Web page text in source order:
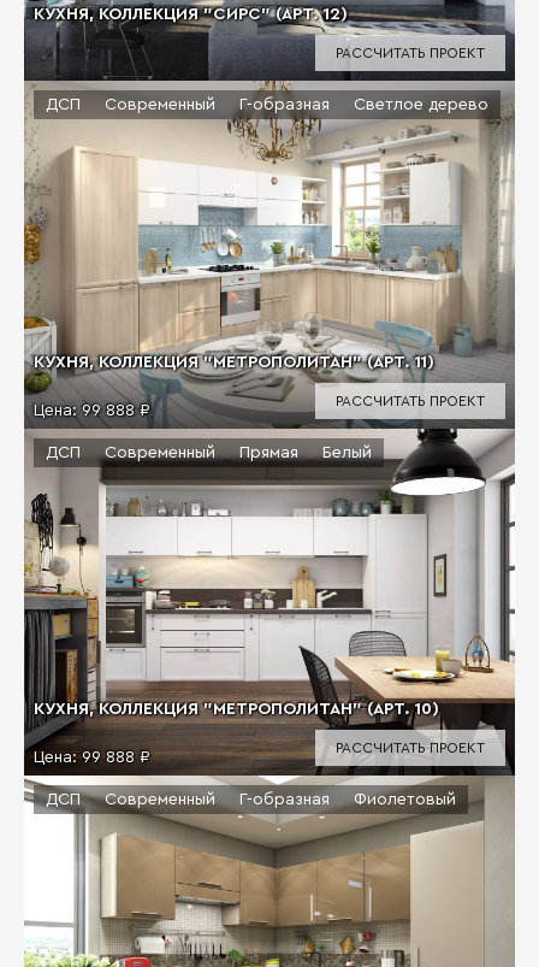
КУХНЯ, КОЛЛЕКЦИЯ "СИРС" (АРТ. 12)
РАССЧИТАТЬ ПРОЕКТ
КУХНЯ, КОЛЛЕКЦИЯ "МЕТРОПОЛИТАН" (АРТ. 11)
Цена: 99 888 ₽
ДСП Современный Г-образная Светлое дерево
РАССЧИТАТЬ ПРОЕКТ
КУХНЯ, КОЛЛЕКЦИЯ "МЕТРОПОЛИТАН" (АРТ. 10)
Цена:99 888 ₽
ДСП Современный Прямая Белый
РАССЧИТАТЬ ПРОЕКТ
ДСП Современный Г-образная Фиолетовый